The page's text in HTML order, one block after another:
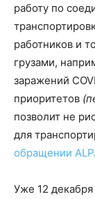
работу по
работников и
грузами,
заражений
приоритетов
позволит не
для
обращении
Уже 12